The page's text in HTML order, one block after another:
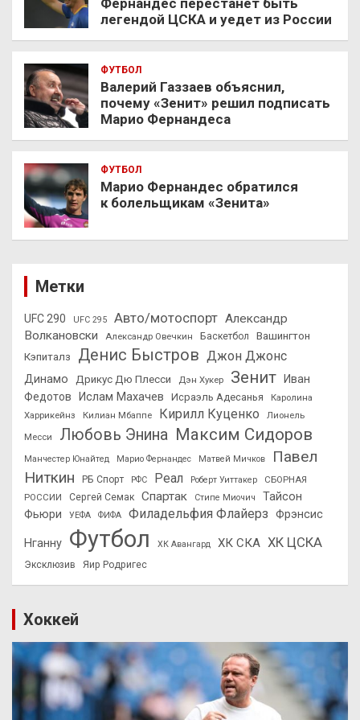
Фернандес перестанет быть
легендой ЦСКА и уедет из России
ФУТБОЛ
Валерий Газзаев объяснил,
почему «Зенит» решил подписать
Марио Фернандеса
ФУТБОЛ
Марио Фернандес обратился
к болельщикам «Зенита»
Метки
UFC 290 UFC 295 Авто/мотоспорт Александр
Волкановски
Александр Овечкин Баскетбол
Вашингтон
Кэпиталз
Денис Быстров Джон Джонс
Динамо Дрикус Дю Плесси Дэн Хукер Зенит
Иван
Федотов
Ислам Махачев Исраэль Адесанья
Каролина
Харрикейнз
Килиан Мбаппе Кирилл Куценко
Лионель
Месси
Любовь Энина Максим Сидоров
Манчестер Юнайтед Марио Фернандес Матвей Мичков
Павел
Ниткин
РБ Спорт РФС Реал Роберт Уиттакер
СБОРНАЯ
РОССИИ
Сергей Семак Спартак Стипе Миочич
Тайсон
Фьюри
УЕФА ФИФА Филадельфия Флайерз Фрэнсис
Нганну Футбол ХК Авангард ХК СКА ХК ЦСКА
Эксклюзив Яир Родригес
Хоккей